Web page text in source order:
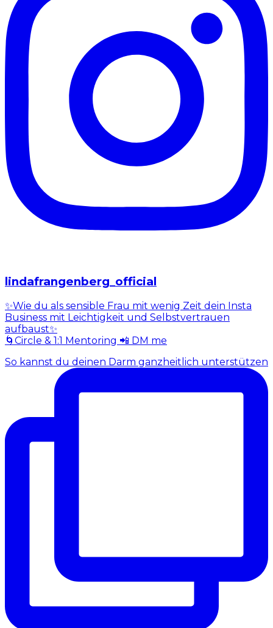
lindafrangenberg_official
✨Wie du als sensible Frau mit wenig Zeit dein Insta
Business mit Leichtigkeit und Selbstvertrauen
aufbaust✨
🌀Circle & 1:1 Mentoring 📲 DM me
So kannst du deinen Darm ganzheitlich unterstützen